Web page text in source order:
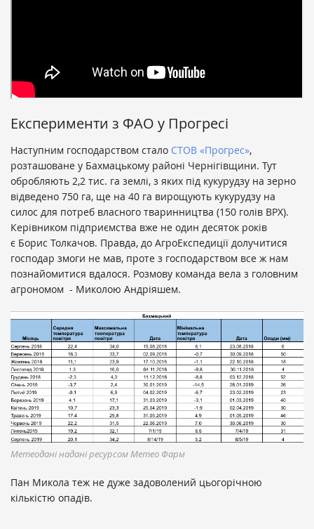
Експерименти з ФАО у Прогресі
Наступним господарством стало СТОВ «Прогрес»,
розташоване у Бахмацькому районі Чернігівщини. Тут
обробляють 2,2 тис. га землі, з яких під кукурудзу на зерно
відведено 750 га, ще на 40 га вирощують кукурудзу на
силос для потреб власного тваринництва (150 голів ВРХ).
Керівником підприємства вже не один десяток років
є Борис Толкачов. Правда, до АгроЕкспедиції долучитися
господар змоги не мав, проте з господарством все ж нам
познайомитися вдалося. Розмову команда вела з головним
агрономом - Миколою Андріяшем.
Метеодані надані ресурсом Метео Фарм
Пан Микола теж не дуже задоволений цьогорічною
кількістю опадів.